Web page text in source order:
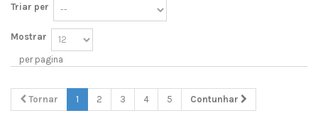
Triar per
Mostrar
per pagina
Tornar 1 2 3 4 5 Contunhar